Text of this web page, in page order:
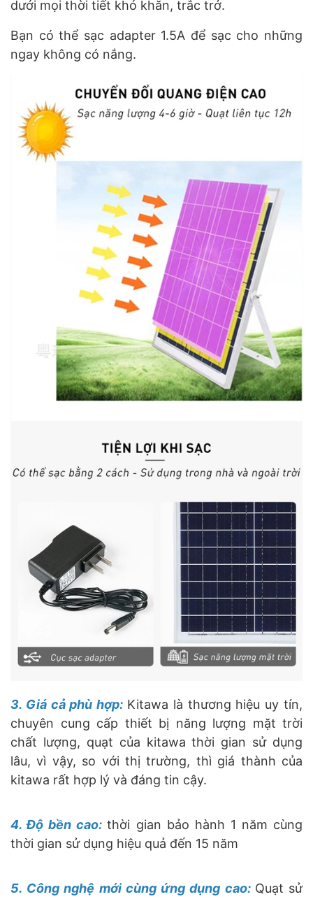
dưới mọi thời tiết khó khăn, trắc trở.
Bạn có thể sạc adapter 1.5A để sạc cho những
ngay không có nắng.
3. Giá cả phù hợp: Kitawa là thương hiệu uy tín,
chuyên cung cấp thiết bị năng lượng mặt trời
chất lượng, quạt của kitawa thời gian sử dụng
lâu, vì vậy, so với thị trường, thì giá thành của
kitawa rất hợp lý và đáng tin cậy.
4. Độ bền cao:thời gian bảo hành 1 năm cùng
thời gian sử dụng hiệu quả đến 15 năm
5. Công nghệ mới cùng ứng dụng cao: Quạt sử